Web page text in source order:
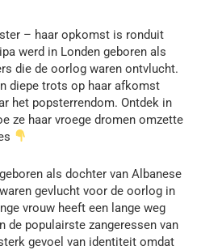
– haar opkomst is ronduit
werd in Londen geboren als
die de oorlog waren ontvlucht.
diepe trots op haar afkomst
het popsterrendom. Ontdek in
ze haar vroege dromen omzette
als dochter van Albanese
gevlucht voor de oorlog in
vrouw heeft een lange weg
de populairste zangeressen van
gevoel van identiteit omdat